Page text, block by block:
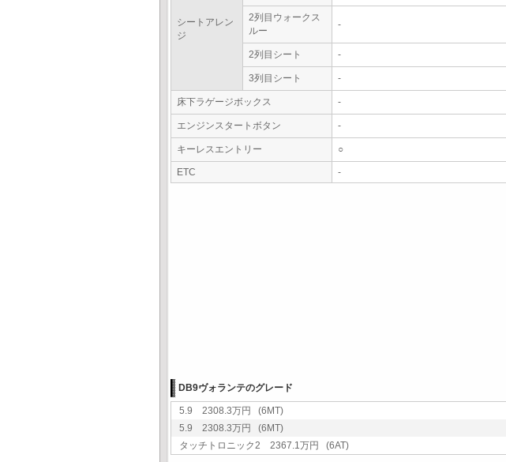
シートアレン
ジ
2列目ウォークス
ルー
-
2列目シート -
3列目シート -
床下ラゲージボックス -
エンジンスタートボタン -
キーレスエントリー ○
ETC -
DB9ヴォランテのグレード
5.9 2308.3万円 (6MT)
5.9 2308.3万円 (6MT)
タッチトロニック2 2367.1万円 (6AT)